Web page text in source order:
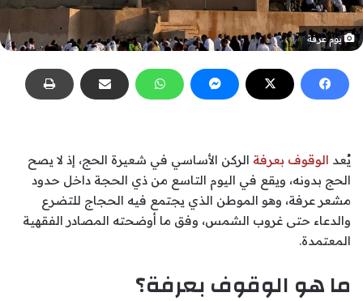
يوم عرفة
يُعد الوقوف بعرفة الركن الأساسي في شعيرة الحج، إذ لا يصح
الحج بدونه، ويقع في اليوم التاسع من ذي الحجة داخل حدود
مشعر عرفة، وهو الموطن الذي يجتمع فيه الحجاج للتضرع
والدعاء حتى غروب الشمس، وفق ما أوضحته المصادر الفقهية
المعتمدة.
ما هو الوقوف بعرفة؟